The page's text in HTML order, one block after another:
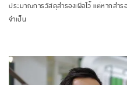
ประมาณการวัสดุสำรองเผื่อไว้ แต่หากสำร
จำเป็น